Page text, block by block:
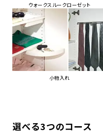
ウォークスルークローゼット
小物入れ
選べる3つのコース